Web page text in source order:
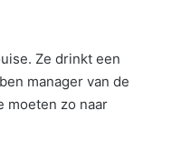
Ze drinkt een
manager van de
moeten zo naar